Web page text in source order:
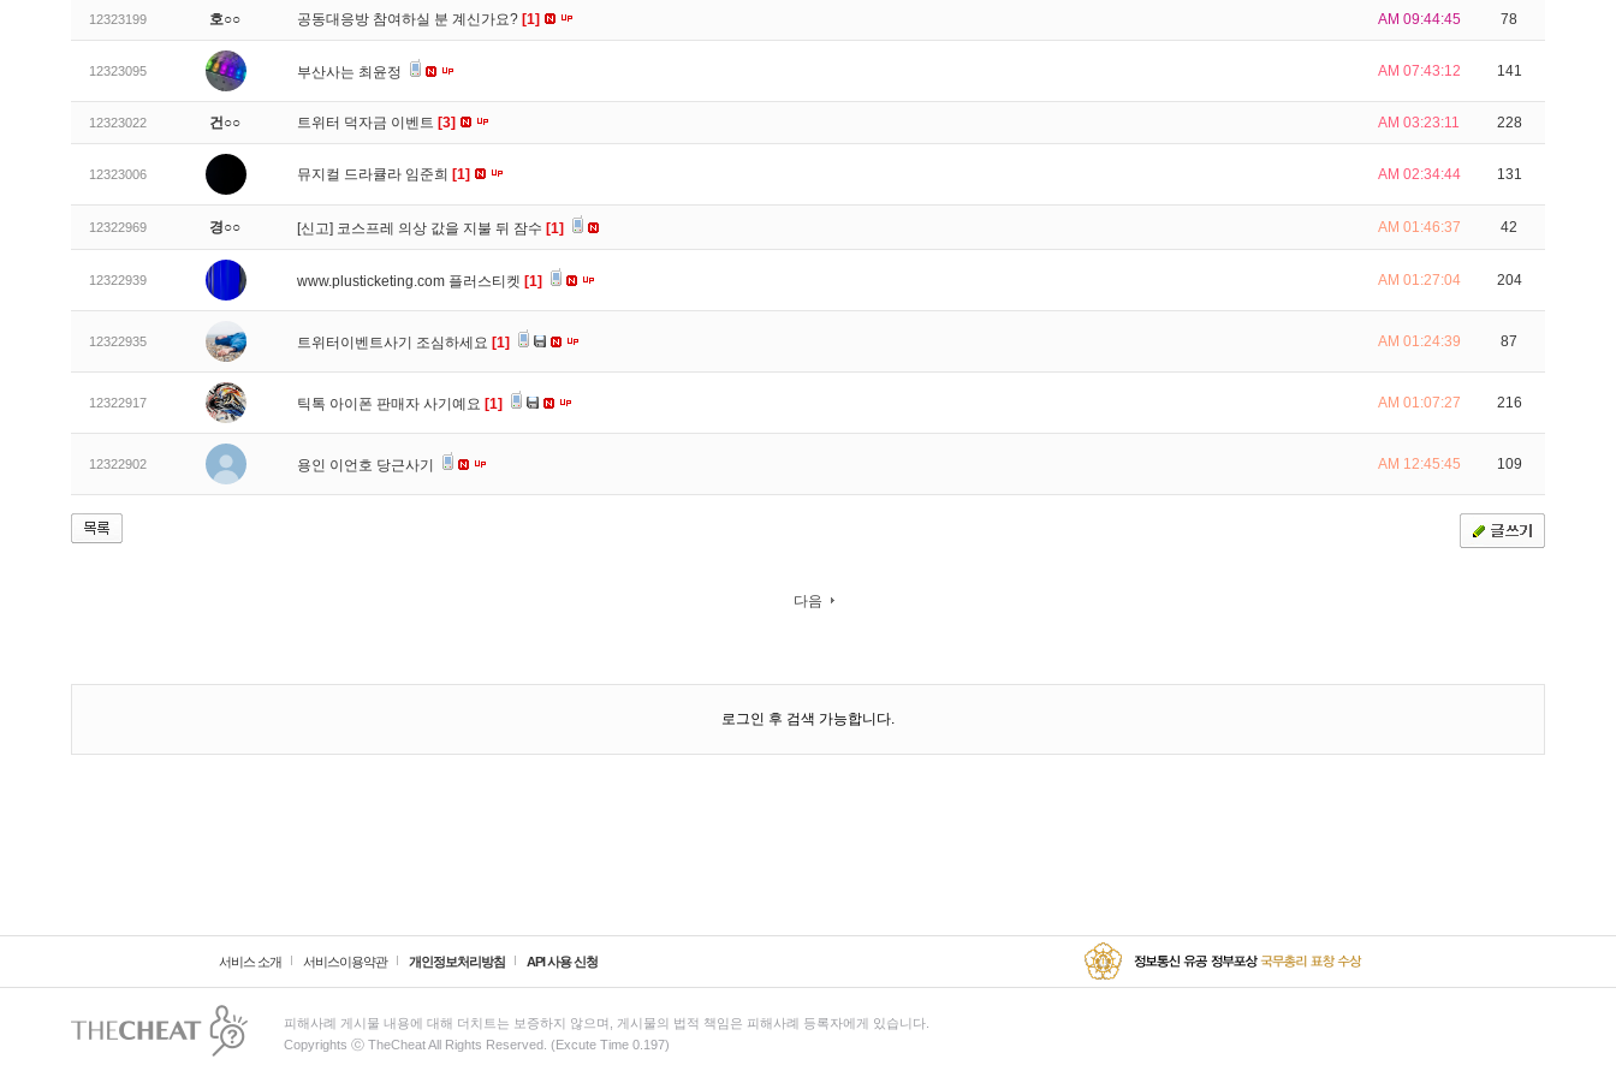
12323199 호○○ 공동대응방 참여하실 분 계신가요? [1] AM 09:44:45 78
12323095 부산사는 최윤정 AM 07:43:12 141
12323022 건○○ 트위터 덕자금 이벤트 [3] AM 03:23:11 228
12323006 뮤지컬 드라큘라 임준희 [1] AM 02:34:44 131
12322969 경○○ [신고] 코스프레 의상 값을 지불 뒤 잠수 [1] AM 01:46:37 42
12322939 www.plusticketing.com 플러스티켓 [1] AM 01:27:04 204
12322935 트위터이벤트사기 조심하세요 [1] AM 01:24:39 87
12322917 틱톡 아이폰 판매자 사기예요 [1] AM 01:07:27 216
12322902 용인 이언호 당근사기 AM 12:45:45 109
다음
로그인 후 검색 가능합니다.
서비스 소개 서비스이용약관 개인정보처리방침 API 사용 신청
피해사례 게시물 내용에 대해 더치트는 보증하지 않으며, 게시물의 법적 책임은 피해사례 등록자에게 있습니다.
Copyrights ⓒ TheCheat All Rights Reserved. (Excute Time 0.197)